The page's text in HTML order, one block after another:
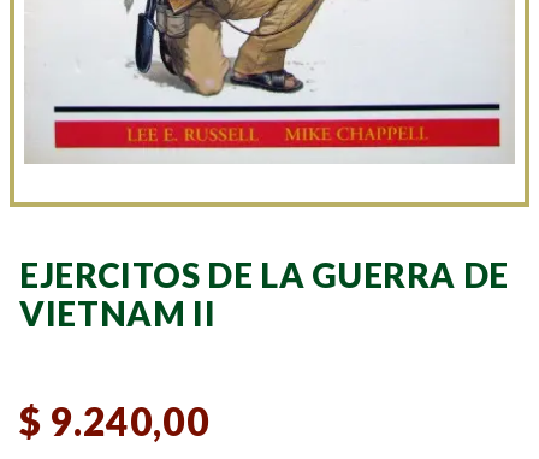
EJERCITOS DE LA GUERRA DE
VIETNAM II
$ 9.240,00